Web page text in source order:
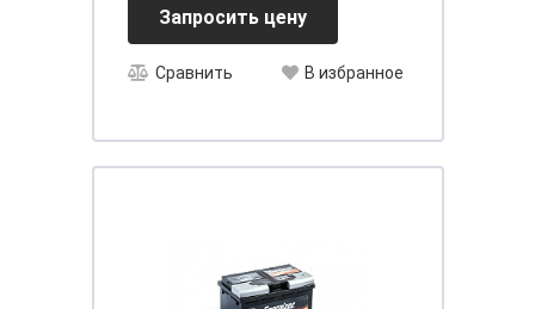
Запросить цену
Сравнить В избранное